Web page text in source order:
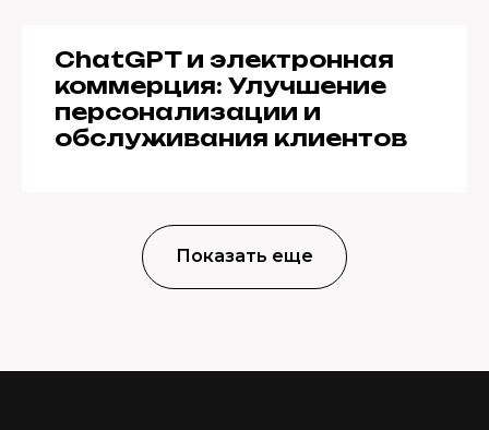
ChatGPT и электронная
коммерция: Улучшение
персонализации и
обслуживания клиентов
Показать еще